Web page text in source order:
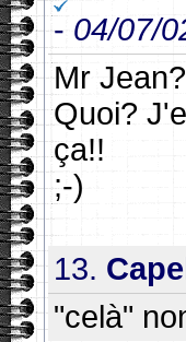
- 04/07/
Mr Jean?
Quoi?
ça!!
;-)
13.
"celà"